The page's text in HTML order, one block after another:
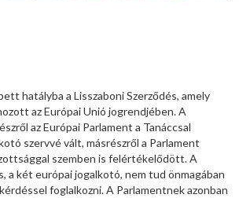
hatályba a Lisszaboni Szerződés, amely
az Európai Unió jogrendjében. A
az Európai Parlament a Tanáccsal
szervvé vált, másrészről a Parlament
szemben is felértékelődött. A
a két európai jogalkotó, nem tud önmagában
foglalkozni. A Parlamentnek azonban